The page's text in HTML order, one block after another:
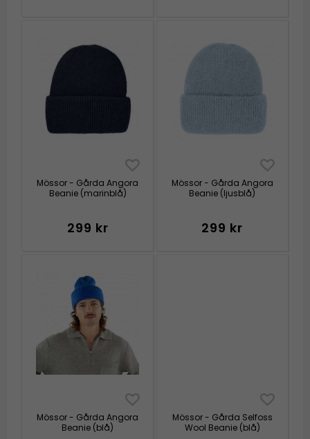
Mössor - Gårda Angora
Beanie (marinblå)
299 kr
Mössor - Gårda Angora
Beanie (ljusblå)
299 kr
Mössor - Gårda Angora
Beanie (blå)
Mössor - Gårda Selfoss
Wool Beanie (blå)